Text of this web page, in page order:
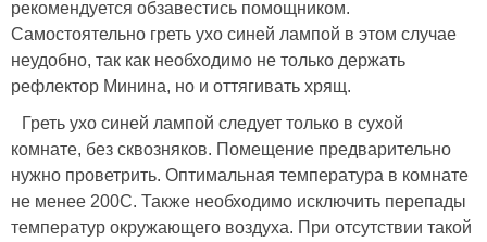
рекомендуется обзавестись помощником.
Самостоятельно греть ухо синей лампой в этом случае
неудобно, так как необходимо не только держать
рефлектор Минина, но и оттягивать хрящ.
Греть ухо синей лампой следует только в сухой
комнате, без сквозняков. Помещение предварительно
нужно проветрить. Оптимальная температура в комнате
не менее 200С. Также необходимо исключить перепады
температур окружающего воздуха. При отсутствии такой